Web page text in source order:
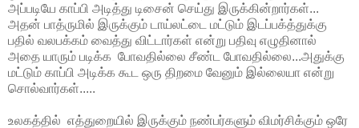
அப்படியே காப்பி அடித்து டிசைன் செய்து இருக்கின்றார்கள்...
அதன் பாத்ருமில் இருக்கும் டாய்லட்டை மட்டும் இடப்பக்த்துக்கு
பதில் வலபக்கம் வைத்து விட்டார்கள் என்று பதிவு எழுதினால்
அதை யாரும் படிக்க போவதில்லை சீண்ட போவதில்லை...அதுக்கு
மட்டும் காப்பி அடிக்க கூட ஒரு திறமை வேனும் இல்லையா என்று
சொல்வார்கள்.....
உலகத்தில் எத்துறையில் இருக்கும் நண்பர்களும் விமர்சிக்கும் ஒரே